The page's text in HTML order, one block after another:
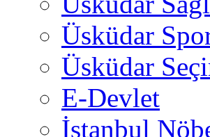
Üsküdar
Üsküdar
E-Devlet
İstanbul